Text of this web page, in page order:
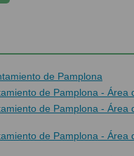
de Pamplona
de Pamplona -
de Pamplona -
de Pamplona -